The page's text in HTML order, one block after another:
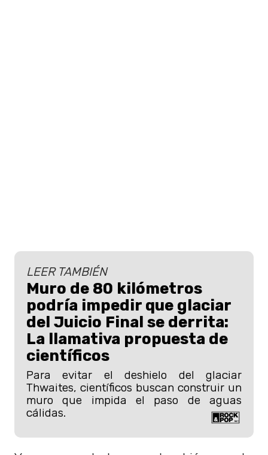
LEER TAMBIÉN
Muro de 80 kilómetros
podría impedir que glaciar
del Juicio Final se derrita:
La llamativa propuesta de
científicos
Para evitar el deshielo del glaciar
Thwaites, científicos buscan construir un
muro que impida el paso de aguas
cálidas.